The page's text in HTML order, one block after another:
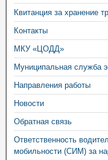
Квитанция за хранение
Контакты
МКУ «ЦОДД»
Муниципальная служба
Направления работы
Новости
Обратная связь
Ответственность
мобильности (СИМ) за